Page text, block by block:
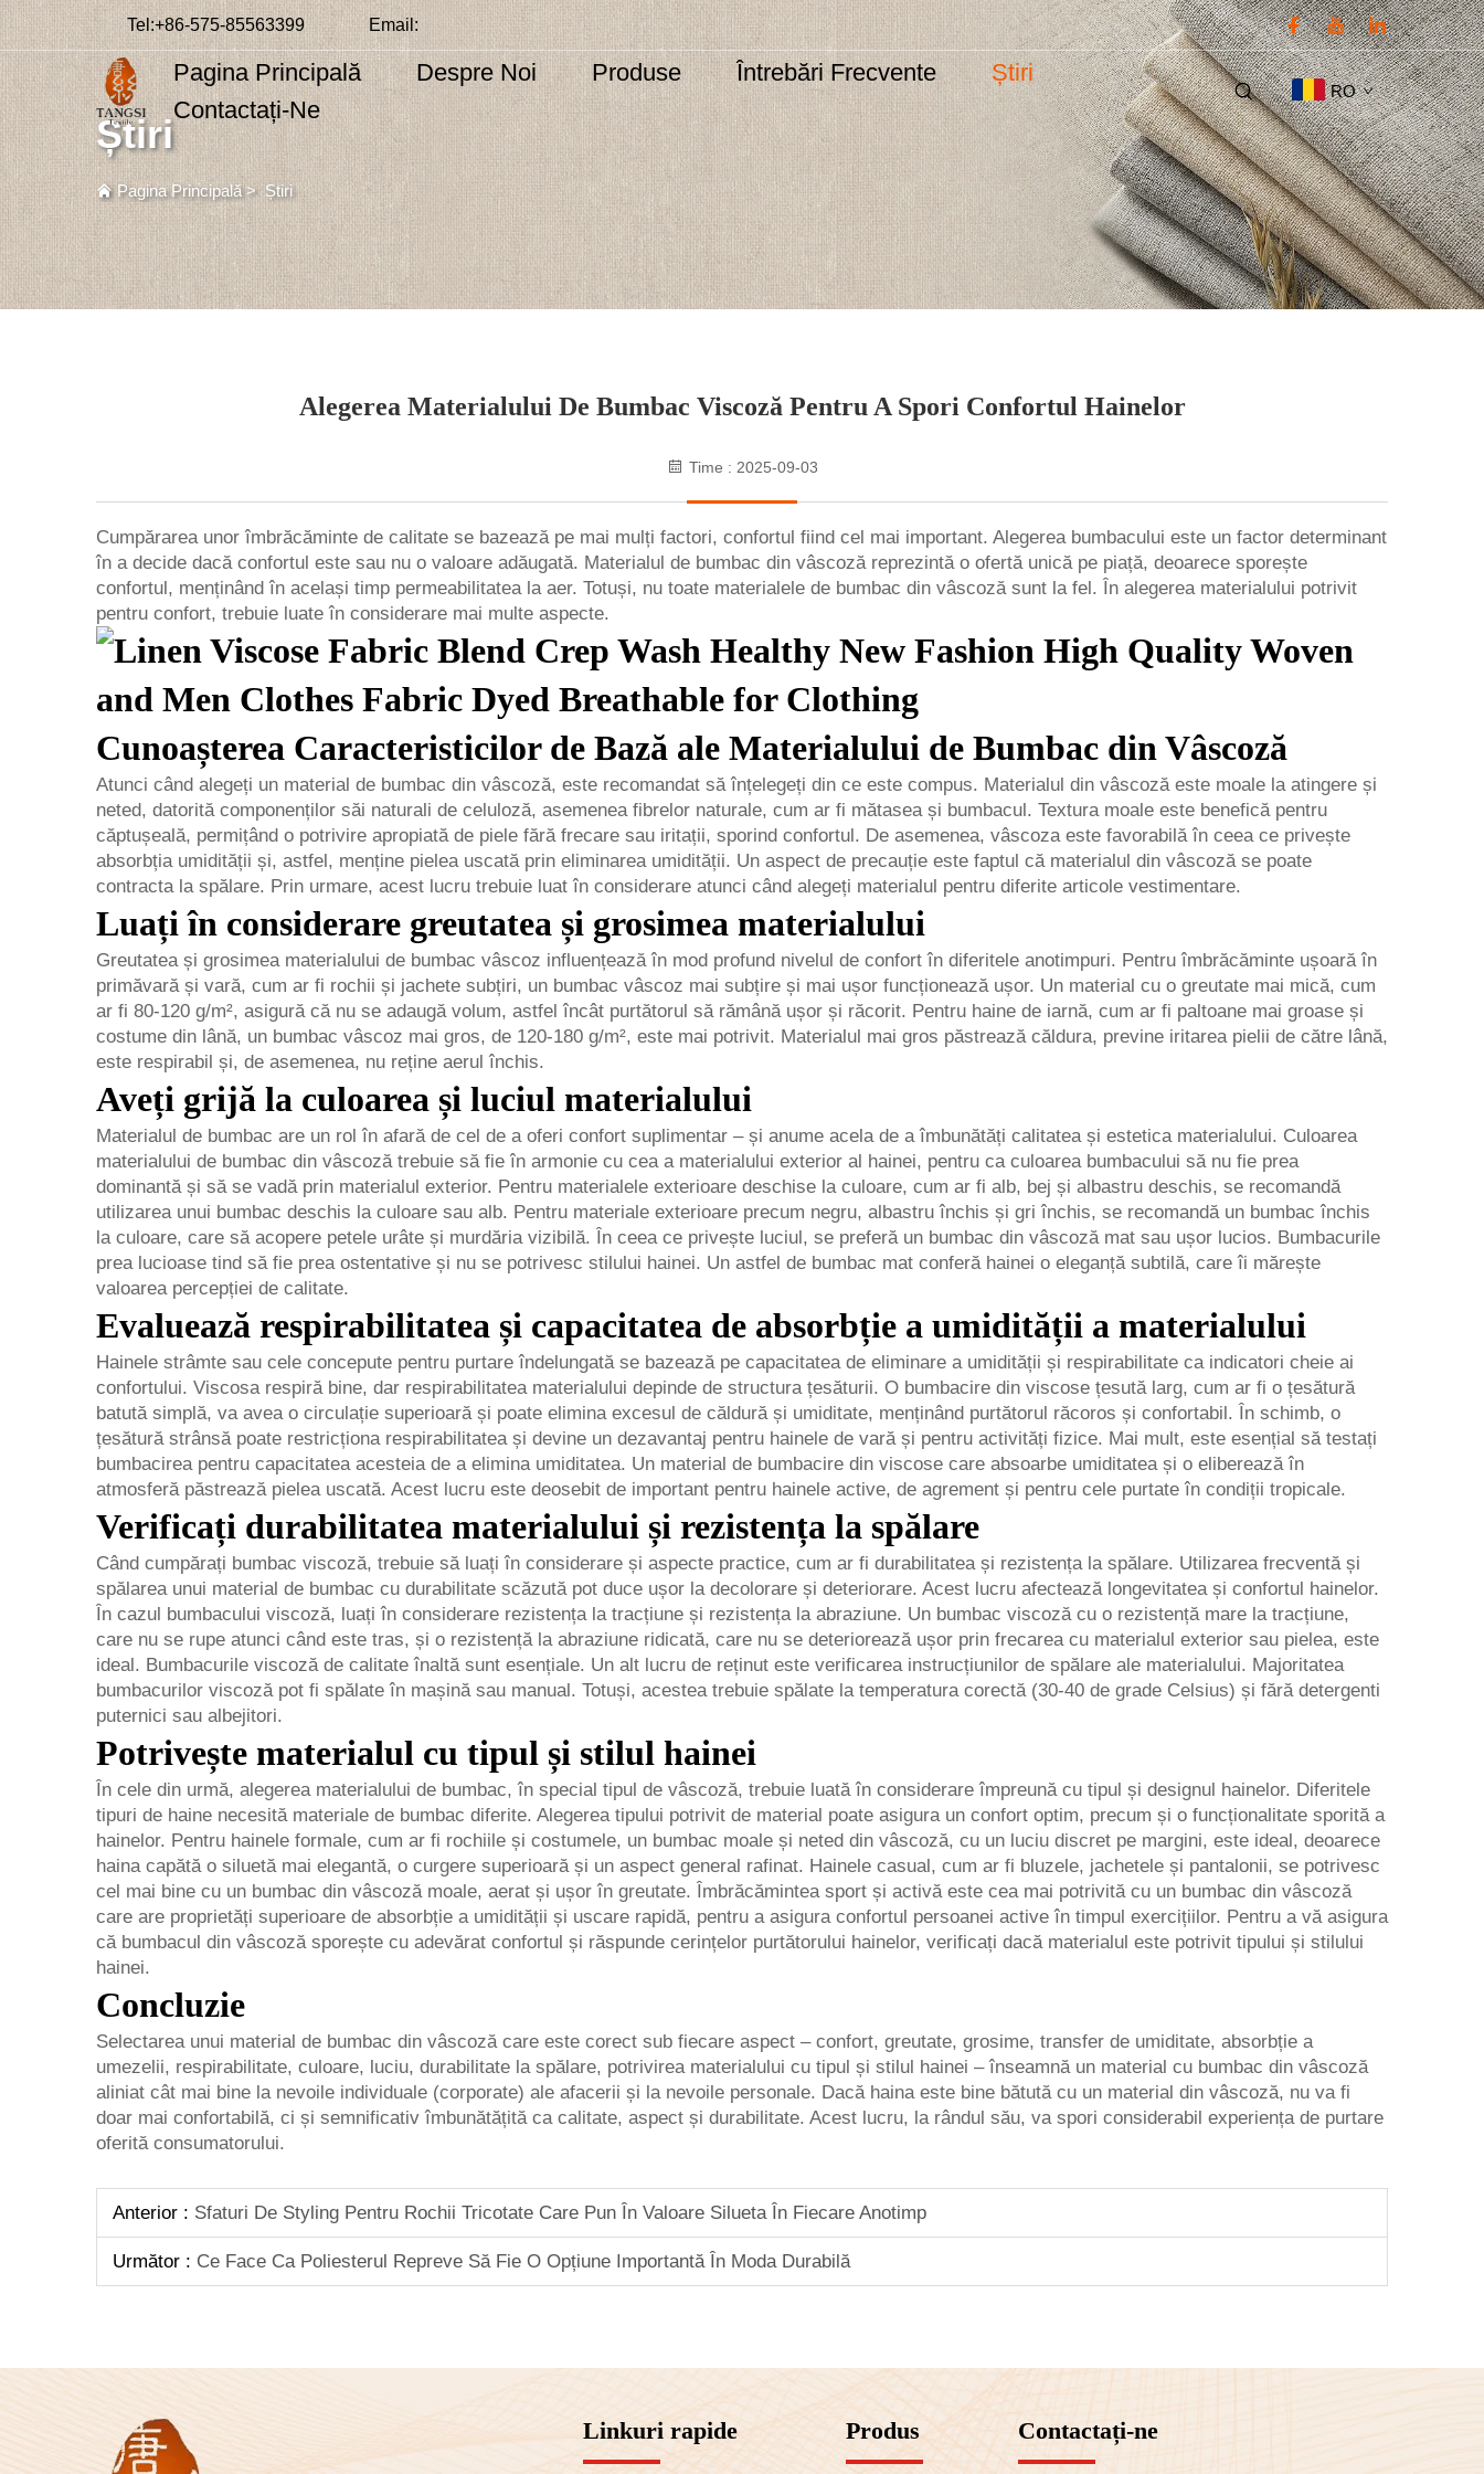
Tel:+86-575-85563399 Email:
Pagina Principală Despre Noi Produse Întrebări Frecvente
Știri
Contactați-Ne
RO
Știri
Pagina Principală>Știri
Alegerea Materialului De Bumbac Viscoză Pentru A Spori Confortul Hainelor
Time : 2025-09-03
Cumpărarea unor îmbrăcăminte de calitate se bazează pe mai mulți factori, confortul fiind cel mai important. Alegerea bumbacului este un factor determinant
în a decide dacă confortul este sau nu o valoare adăugată. Materialul de bumbac din vâscoză reprezintă o ofertă unică pe piață, deoarece sporește
confortul, menținând în același timp permeabilitatea la aer. Totuși, nu toate materialele de bumbac din vâscoză sunt la fel. În alegerea materialului potrivit
pentru confort, trebuie luate în considerare mai multe aspecte.
Cunoașterea Caracteristicilor de Bază ale Materialului de Bumbac din Vâscoză
Atunci când alegeți un material de bumbac din vâscoză, este recomandat să înțelegeți din ce este compus. Materialul din vâscoză este moale la atingere și
neted, datorită componenților săi naturali de celuloză, asemenea fibrelor naturale, cum ar fi mătasea și bumbacul. Textura moale este benefică pentru
căptușeală, permițând o potrivire apropiată de piele fără frecare sau iritații, sporind confortul. De asemenea, vâscoza este favorabilă în ceea ce privește
absorbția umidității și, astfel, menține pielea uscată prin eliminarea umidității. Un aspect de precauție este faptul că materialul din vâscoză se poate
contracta la spălare. Prin urmare, acest lucru trebuie luat în considerare atunci când alegeți materialul pentru diferite articole vestimentare.
Luați în considerare greutatea și grosimea materialului
Greutatea și grosimea materialului de bumbac vâscoz influențează în mod profund nivelul de confort în diferitele anotimpuri. Pentru îmbrăcăminte ușoară în
primăvară și vară, cum ar fi rochii și jachete subțiri, un bumbac vâscoz mai subțire și mai ușor funcționează ușor. Un material cu o greutate mai mică, cum
ar fi 80-120 g/m², asigură că nu se adaugă volum, astfel încât purtătorul să rămână ușor și răcorit. Pentru haine de iarnă, cum ar fi paltoane mai groase și
costume din lână, un bumbac vâscoz mai gros, de 120-180 g/m², este mai potrivit. Materialul mai gros păstrează căldura, previne iritarea pielii de către lână,
este respirabil și, de asemenea, nu reține aerul închis.
Aveți grijă la culoarea și luciul materialului
Materialul de bumbac are un rol în afară de cel de a oferi confort suplimentar – și anume acela de a îmbunătăți calitatea și estetica materialului. Culoarea
materialului de bumbac din vâscoză trebuie să fie în armonie cu cea a materialului exterior al hainei, pentru ca culoarea bumbacului să nu fie prea
dominantă și să se vadă prin materialul exterior. Pentru materialele exterioare deschise la culoare, cum ar fi alb, bej și albastru deschis, se recomandă
utilizarea unui bumbac deschis la culoare sau alb. Pentru materiale exterioare precum negru, albastru închis și gri închis, se recomandă un bumbac închis
la culoare, care să acopere petele urâte și murdăria vizibilă. În ceea ce privește luciul, se preferă un bumbac din vâscoză mat sau ușor lucios. Bumbacurile
prea lucioase tind să fie prea ostentative și nu se potrivesc stilului hainei. Un astfel de bumbac mat conferă hainei o eleganță subtilă, care îi mărește
valoarea percepției de calitate.
Evaluează respirabilitatea și capacitatea de absorbție a umidității a materialului
Hainele strâmte sau cele concepute pentru purtare îndelungată se bazează pe capacitatea de eliminare a umidității și respirabilitate ca indicatori cheie ai
confortului. Viscosa respiră bine, dar respirabilitatea materialului depinde de structura țesăturii. O bumbacire din viscose țesută larg, cum ar fi o țesătură
batută simplă, va avea o circulație superioară și poate elimina excesul de căldură și umiditate, menținând purtătorul răcoros și confortabil. În schimb, o
țesătură strânsă poate restricționa respirabilitatea și devine un dezavantaj pentru hainele de vară și pentru activități fizice. Mai mult, este esențial să testați
bumbacirea pentru capacitatea acesteia de a elimina umiditatea. Un material de bumbacire din viscose care absoarbe umiditatea și o eliberează în
atmosferă păstrează pielea uscată. Acest lucru este deosebit de important pentru hainele active, de agrement și pentru cele purtate în condiții tropicale.
Verificați durabilitatea materialului și rezistența la spălare
Când cumpărați bumbac viscoză, trebuie să luați în considerare și aspecte practice, cum ar fi durabilitatea și rezistența la spălare. Utilizarea frecventă și
spălarea unui material de bumbac cu durabilitate scăzută pot duce ușor la decolorare și deteriorare. Acest lucru afectează longevitatea și confortul hainelor.
În cazul bumbacului viscoză, luați în considerare rezistența la tracțiune și rezistența la abraziune. Un bumbac viscoză cu o rezistență mare la tracțiune,
care nu se rupe atunci când este tras, și o rezistență la abraziune ridicată, care nu se deteriorează ușor prin frecarea cu materialul exterior sau pielea, este
ideal. Bumbacurile viscoză de calitate înaltă sunt esențiale. Un alt lucru de reținut este verificarea instrucțiunilor de spălare ale materialului. Majoritatea
bumbacurilor viscoză pot fi spălate în mașină sau manual. Totuși, acestea trebuie spălate la temperatura corectă (30-40 de grade Celsius) și fără detergenti
puternici sau albejitori.
Potrivește materialul cu tipul și stilul hainei
În cele din urmă, alegerea materialului de bumbac, în special tipul de vâscoză, trebuie luată în considerare împreună cu tipul și designul hainelor. Diferitele
tipuri de haine necesită materiale de bumbac diferite. Alegerea tipului potrivit de material poate asigura un confort optim, precum și o funcționalitate sporită a
hainelor. Pentru hainele formale, cum ar fi rochiile și costumele, un bumbac moale și neted din vâscoză, cu un luciu discret pe margini, este ideal, deoarece
haina capătă o siluetă mai elegantă, o curgere superioară și un aspect general rafinat. Hainele casual, cum ar fi bluzele, jachetele și pantalonii, se potrivesc
cel mai bine cu un bumbac din vâscoză moale, aerat și ușor în greutate. Îmbrăcămintea sport și activă este cea mai potrivită cu un bumbac din vâscoză
care are proprietăți superioare de absorbție a umidității și uscare rapidă, pentru a asigura confortul persoanei active în timpul exercițiilor. Pentru a vă asigura
că bumbacul din vâscoză sporește cu adevărat confortul și răspunde cerințelor purtătorului hainelor, verificați dacă materialul este potrivit tipului și stilului
hainei.
Concluzie
Selectarea unui material de bumbac din vâscoză care este corect sub fiecare aspect – confort, greutate, grosime, transfer de umiditate, absorbție a
umezelii, respirabilitate, culoare, luciu, durabilitate la spălare, potrivirea materialului cu tipul și stilul hainei – înseamnă un material cu bumbac din vâscoză
aliniat cât mai bine la nevoile individuale (corporate) ale afacerii și la nevoile personale. Dacă haina este bine bătută cu un material din vâscoză, nu va fi
doar mai confortabilă, ci și semnificativ îmbunătățită ca calitate, aspect și durabilitate. Acest lucru, la rândul său, va spori considerabil experiența de purtare
oferită consumatorului.
Anterior : Sfaturi De Styling Pentru Rochii Tricotate Care Pun În Valoare Silueta În Fiecare Anotimp
Următor : Ce Face Ca Poliesterul Repreve Să Fie O Opțiune Importantă În Moda Durabilă
Linkuri rapide Produs Contactați-ne